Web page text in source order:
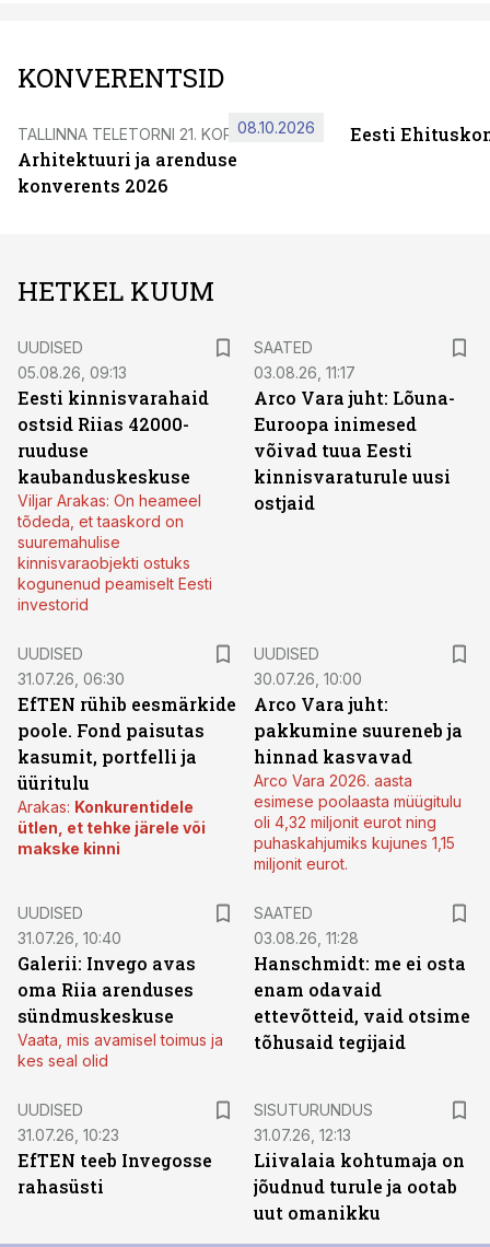
KONVERENTSID
TALLINNA TELETORNI 21. KORRUSEL
Arhitektuuri ja arenduse
konverents 2026
08.10.2026 Eesti
HETKEL KUUM
UUDISED
05.08.26, 09:13
Eesti kinnisvarahaid
ostsid Riias 42000-
ruuduse
kaubanduskeskuse
Viljar Arakas: On heameel
tõdeda, et taaskord on
suuremahulise
kinnisvaraobjekti ostuks
kogunenud peamiselt Eesti
investorid
SAATED
03.08.26, 11:17
Arco Vara juht: Lõuna-
Euroopa inimesed
võivad tuua Eesti
kinnisvaraturule uusi
ostjaid
UUDISED
31.07.26, 06:30
EfTEN rühib eesmärkide
poole. Fond paisutas
kasumit, portfelli ja
üüritulu
Arakas: Konkurentidele
ütlen, et tehke järele või
makske kinni
UUDISED
30.07.26, 10:00
Arco Vara juht:
pakkumine suureneb ja
hinnad kasvavad
Arco Vara 2026. aasta
esimese poolaasta müügitulu
oli 4,32 miljonit eurot ning
puhaskahjumiks kujunes 1,15
miljonit eurot.
UUDISED
31.07.26, 10:40
Galerii: Invego avas
oma Riia arenduses
sündmuskeskuse
Vaata, mis avamisel toimus ja
kes seal olid
SAATED
03.08.26, 11:28
Hanschmidt: me ei osta
enam odavaid
ettevõtteid, vaid otsime
tõhusaid tegijaid
UUDISED
31.07.26, 10:23
EfTEN teeb Invegosse
rahasüsti
SISUTURUNDUS
31.07.26, 12:13
Liivalaia kohtumaja on
jõudnud turule ja ootab
uut omanikku